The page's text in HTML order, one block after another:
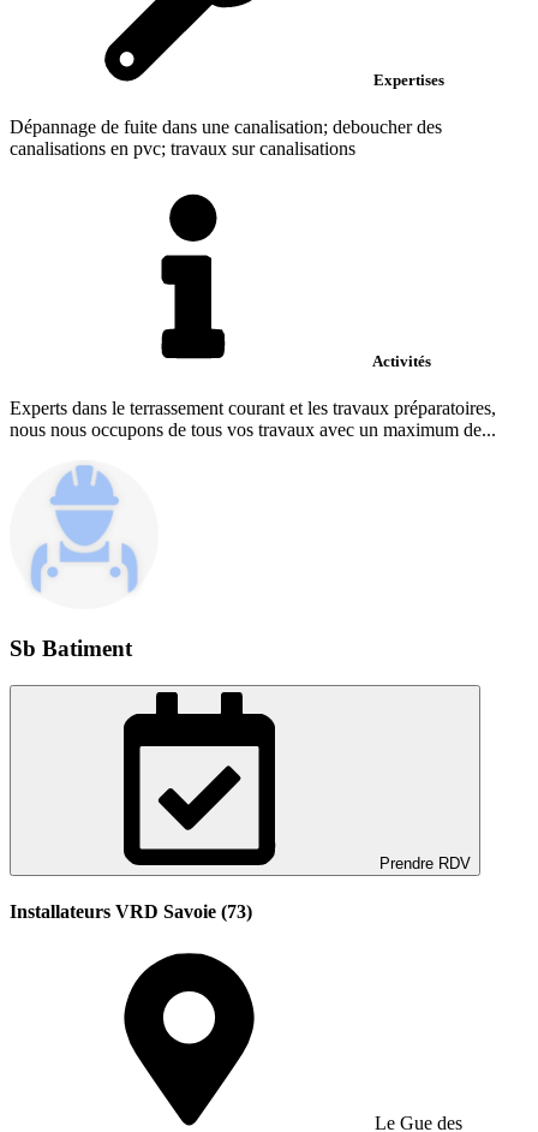
Expertises
Dépannage de fuite dans une canalisation; deboucher des
canalisations en pvc; travaux sur canalisations
Activités
Experts dans le terrassement courant et les travaux préparatoires,
nous nous occupons de tous vos travaux avec un maximum de...
Sb Batiment
Prendre RDV
Installateurs VRD Savoie (73)
Le Gue des